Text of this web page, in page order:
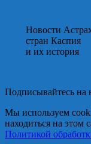
Новости
стран Каспия
и их история
Подписывайтесь на
Мы используем
находиться на этом
Политикой